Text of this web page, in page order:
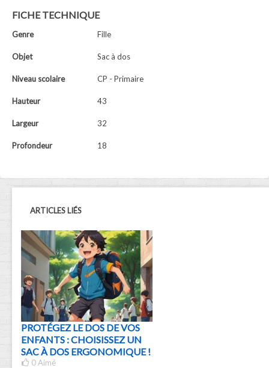
FICHE TECHNIQUE
Genre Fille
Objet Sac à dos
Niveau scolaire CP - Primaire
Hauteur 43
Largeur 32
Profondeur 18
ARTICLES LIÉS
PROTÉGEZ LE DOS DE VOS
ENFANTS : CHOISISSEZ UN
SAC À DOS ERGONOMIQUE !
0Aimé